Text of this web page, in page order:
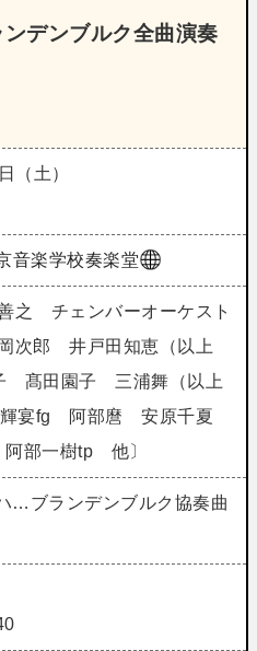
デンブルク全曲演奏
（土）
音楽学校奏楽堂
之 チェンバーオーケスト
次郎 井戸田知恵（以上
髙田園子 三浦舞（以上
宴fg 阿部麿 安原千夏
阿部一樹tp 他〕
…ブランデンブルク協奏曲